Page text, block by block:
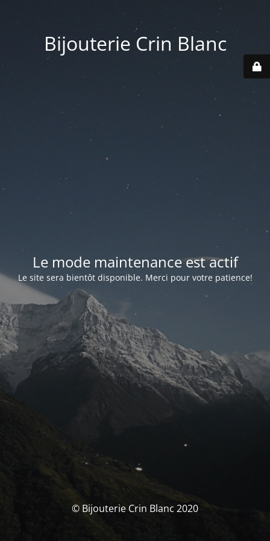
Bijouterie Crin Blanc
Le mode maintenance est actif
Le site sera bientôt disponible. Merci pour votre patience!
© Bijouterie Crin Blanc 2020